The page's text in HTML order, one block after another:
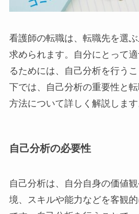
看護師の転職は、転職先を選
求められます。自分にとって
るためには、自己分析を行う
下では、自己分析の重要性と
方法について詳しく解説します
自己分析の必要性
自己分析は、自分自身の価値
境、スキルや能力などを客観